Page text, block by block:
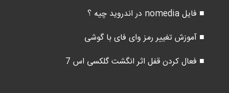
■ فایل nomedia در اندروید چیه ؟
■ آموزش تغییر رمز وای فای با گوشی
■ فعال کردن قفل اثر انگشت گلکسی اس 7